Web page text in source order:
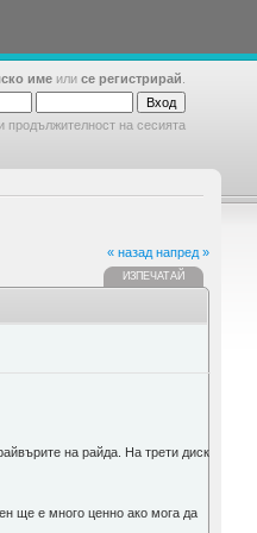
име или се регистрирай
продължителност на сесията
« назад напред »
ИЗПЕЧАТАЙ
на райда. На трети диск
ще е много ценно ако мога да